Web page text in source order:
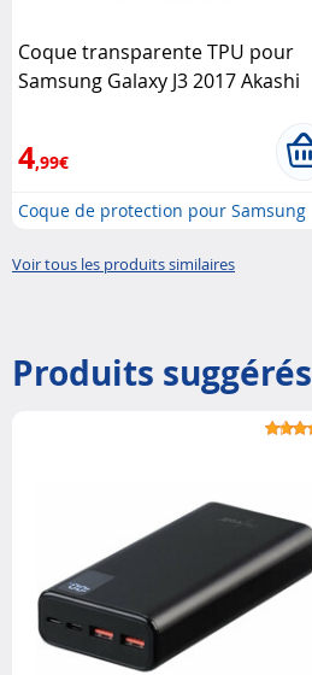
Coque transparente TPU pour
Samsung Galaxy J3 2017 Akashi
4,99€
Coque de protection pour Samsung
Voir tous les produits similaires
Produits suggérés